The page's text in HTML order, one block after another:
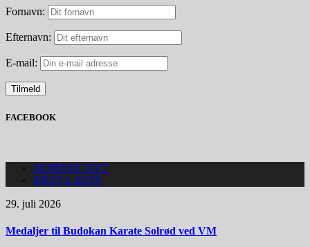
Fornavn:
Efternavn:
E-mail:
FACEBOOK
SENESTE NYT
MEST LÆSTE
29. juli 2026
Medaljer til Budokan Karate Solrød ved VM